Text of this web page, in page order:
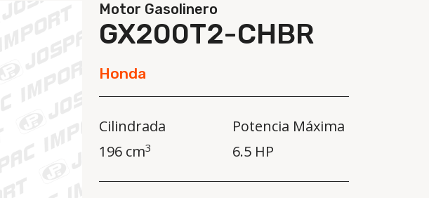
Motor Gasolinero
GX200T2-CHBR
Honda
Cilindrada
196 cm3
Potencia Máxima
6.5 HP